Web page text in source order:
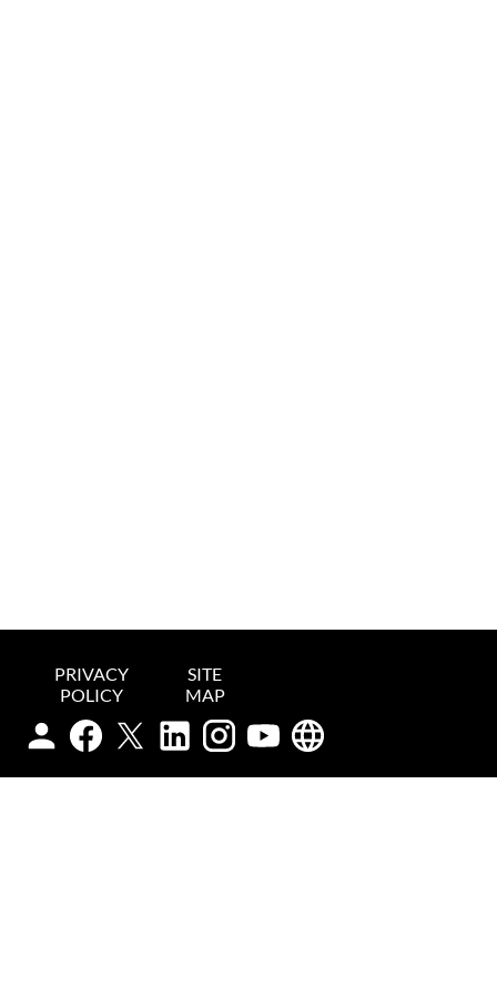
PRIVACY
POLICY
SITE
MAP